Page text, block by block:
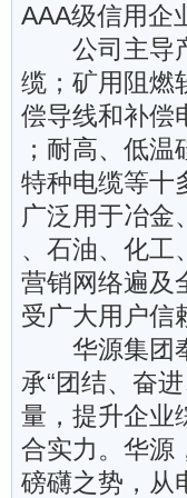
AAA级信用企
公司主导产
缆；矿用阻燃
偿导线和补偿
；耐高、低
特种电缆等十
广泛用于冶金
、石油、化工
营销网络遍及
受广大用户信
华源集团奉
承“团结、奋
量，提升企业
合实力。华源
磅礴之势，从